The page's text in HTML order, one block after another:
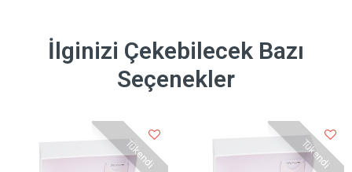
İlginizi Çekebilecek Bazı
Seçenekler
Tükendi Tükendi